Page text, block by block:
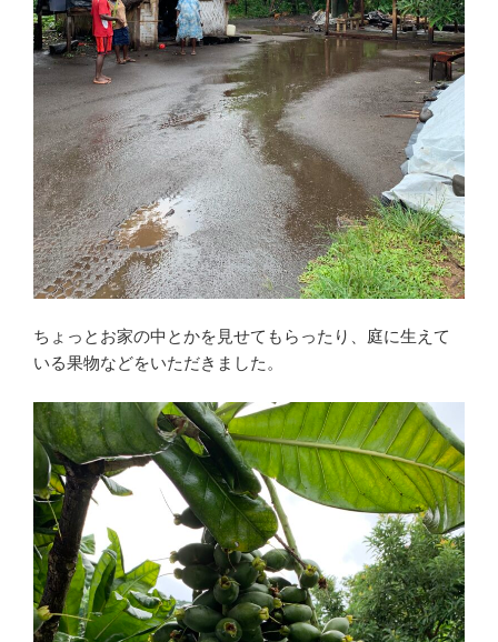
ちょっとお家の中とかを見せてもらったり、庭に生えて
いる果物などをいただきました。